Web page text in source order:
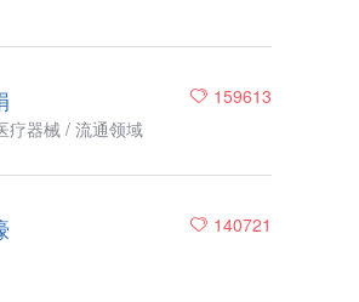
159613
疗器械 / 流通领域
140721